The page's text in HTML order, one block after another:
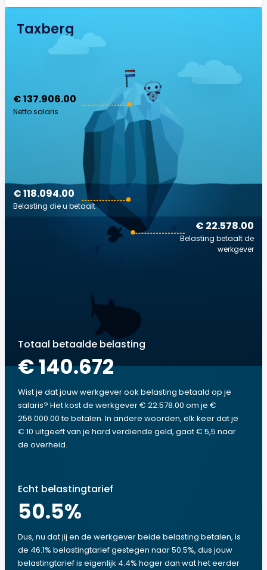
Taxberg
€ 137.906.00
Netto salaris
€ 22.578.00
Belasting betaalt de
werkgever
€ 118.094.00
Belasting die u betaalt
Totaal betaalde belasting
€ 140.672
Wist je dat jouw werkgever ook belasting betaald op je
salaris? Het kost de werkgever € 22.578.00 om je €
256.000.00 te betalen. In andere woorden, elk keer dat je
€ 10 uitgeeft van je hard verdiende geld, gaat € 5,5 naar
de overheid.
Echt belastingtarief
50.5%
Dus, nu dat jij en de werkgever beide belasting betalen, is
de 46.1% belastingtarief gestegen naar 50.5%, dus jouw
belastingtarief is eigenlijk 4.4% hoger dan wat het eerder